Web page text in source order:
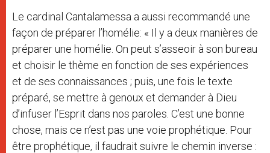
Le cardinal Cantalamessa a aussi recommandé une
façon de préparer l’homélie: « Il y a deux manières de
préparer une homélie. On peut s’asseoir à son bureau
et choisir le thème en fonction de ses expériences
et de ses connaissances ; puis, une fois le texte
préparé, se mettre à genoux et demander à Dieu
d’infuser l’Esprit dans nos paroles. C’est une bonne
chose, mais ce n’est pas une voie prophétique. Pour
être prophétique, il faudrait suivre le chemin inverse :